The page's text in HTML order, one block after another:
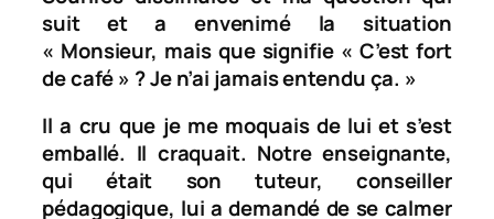
suit et a envenimé la situation
« Monsieur, mais que signifie « C’est fort
de café» ? Je n’ai jamais entendu ça. »
Il a cru que je me moquais de lui et s’est
emballé. Il craquait. Notre enseignante,
qui était son tuteur, conseiller
pédagogique, lui a demandé de se calmer